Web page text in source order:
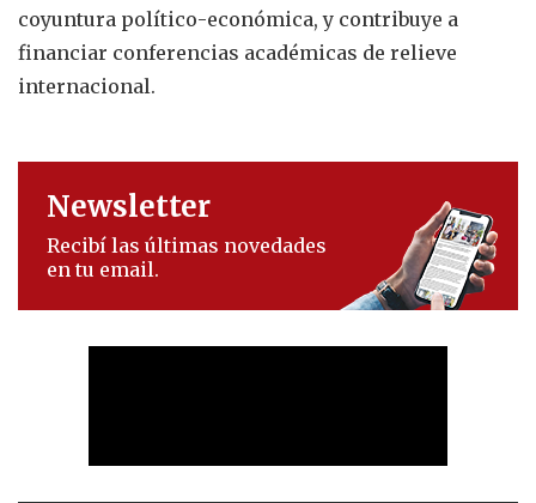
coyuntura político-económica, y contribuye a
financiar conferencias académicas de relieve
internacional.
Newsletter
Recibí las últimas novedades
en tu email.